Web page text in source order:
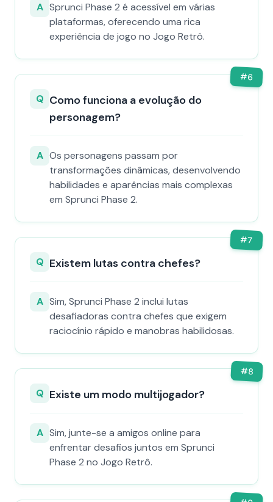
A Sprunci Phase 2 é acessível em várias
plataformas, oferecendo uma rica
experiência de jogo no Jogo Retrô.
#6
Q Como funciona a evolução do
personagem?
A Os personagens passam por
transformações dinâmicas, desenvolvendo
habilidades e aparências mais complexas
em Sprunci Phase 2.
#7
Q Existem lutas contra chefes?
A Sim, Sprunci Phase 2 inclui lutas
desafiadoras contra chefes que exigem
raciocínio rápido e manobras habilidosas.
#8
Q Existe um modo multijogador?
A Sim, junte-se a amigos online para
enfrentar desafios juntos em Sprunci
Phase 2 no Jogo Retrô.